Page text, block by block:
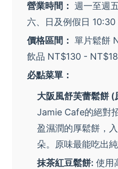
營業時間： 週一至週
六、日及例假日 10:30
價格區間： 單片鬆餅
飲品 NT$130 -
必點菜單：
大阪風舒芙蕾鬆餅
Jamie Cafe的絕對
盈濕潤的厚鬆餅，
朵。原味最能吃出
抹茶紅豆鬆餅: 使用